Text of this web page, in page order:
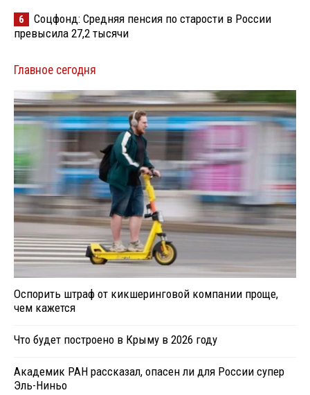
6
Соцфонд: Средняя пенсия по старости в России
превысила 27,2 тысячи
Главное сегодня
Оспорить штраф от кикшеринговой компании проще,
чем кажется
Что будет построено в Крыму в 2026 году
Академик РАН рассказал, опасен ли для России супер
Эль-Ниньо